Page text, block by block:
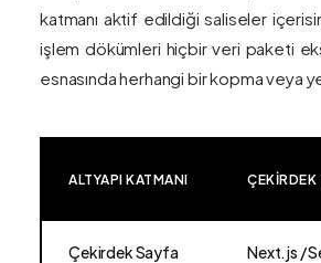
katmanı aktif edildiği saliseler
işlem dökümleri hiçbir veri paketi
esnasında herhangi bir kopma veya
ALTYAPI KATMANI
Çekirdek Sayfa
Next.js /